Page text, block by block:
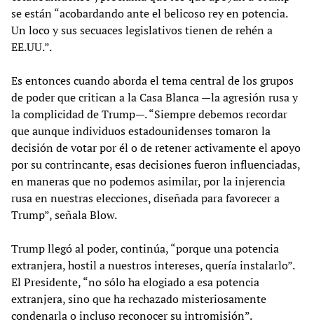
se están “acobardando ante el belicoso rey en potencia.
Un loco y sus secuaces legislativos tienen de rehén a
EE.UU.”.
Es entonces cuando aborda el tema central de los grupos
de poder que critican a la Casa Blanca —la agresión rusa y
la complicidad de Trump—. “Siempre debemos recordar
que aunque individuos estadounidenses tomaron la
decisión de votar por él o de retener activamente el apoyo
por su contrincante, esas decisiones fueron influenciadas,
en maneras que no podemos asimilar, por la injerencia
rusa en nuestras elecciones, diseñada para favorecer a
Trump”, señala Blow.
Trump llegó al poder, continúa, “porque una potencia
extranjera, hostil a nuestros intereses, quería instalarlo”.
El Presidente, “no sólo ha elogiado a esa potencia
extranjera, sino que ha rechazado misteriosamente
condenarla o incluso reconocer su intromisión”.